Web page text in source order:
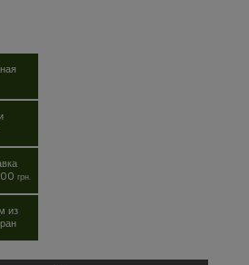
грн.
из